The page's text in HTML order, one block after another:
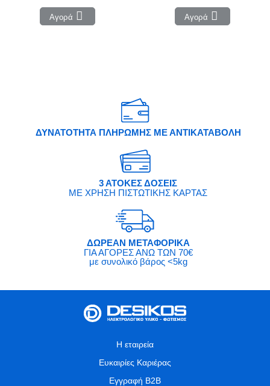
Αγορά Αγορά
ΔΥΝΑΤΟΤΗΤΑ ΠΛΗΡΩΜΗΣ ΜΕ ΑΝΤΙΚΑΤΑΒΟΛΗ
3 ΑΤΟΚΕΣ ΔΟΣΕΙΣ
ΜΕ ΧΡΗΣΗ ΠΙΣΤΩΤΙΚΗΣ ΚΑΡΤΑΣ
ΔΩΡΕΑΝ ΜΕΤΑΦΟΡΙΚΑ
ΓΙΑ ΑΓΟΡΕΣ ΑΝΩ ΤΩΝ 70€
με συνολικό βάρος <5kg
Η εταιρεία
Ευκαιρίες Καριέρας
Εγγραφή B2B